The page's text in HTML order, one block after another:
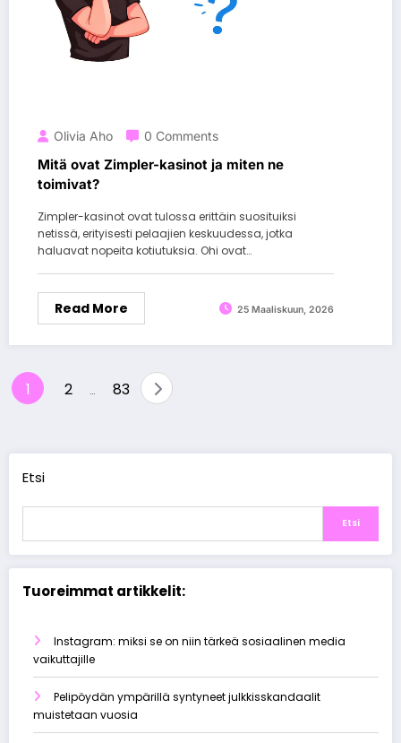
Olivia Aho 0 Comments
Mitä ovat Zimpler-kasinot ja miten ne
toimivat?
Zimpler-kasinot ovat tulossa erittäin suosituiksi
netissä, erityisesti pelaajien keskuudessa, jotka
haluavat nopeita kotiutuksia. Ohi ovat…
Read More 25 Maaliskuun, 2026
Artikkelien
1 2 … 83
Etsi
Etsi
Tuoreimmat artikkelit:
Instagram: miksi se on niin tärkeä sosiaalinen media
vaikuttajille
Pelipöydän ympärillä syntyneet julkkisskandaalit
muistetaan vuosia